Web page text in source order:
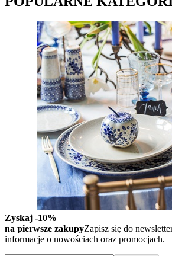
Zyskaj -10%
na pierwsze zakupyZapisz się do
informacje o nowościach oraz promocjach.